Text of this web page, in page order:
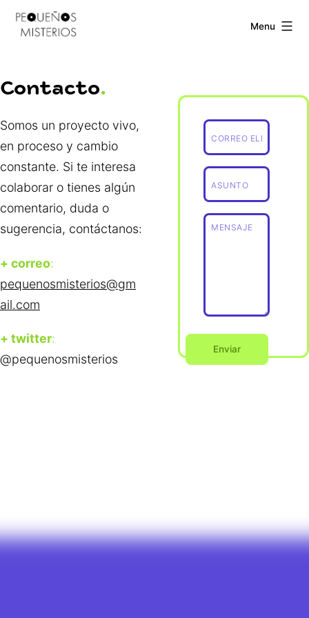
Skip
Pequeños
Misterios
Menu
Contacto
Somos un proyecto vivo,
en proceso y cambio
constante. Si te interesa
colaborar o tienes algún
comentario, duda o
sugerencia, contáctanos:
+ correo:
pequenosmisterios@gm
ail.com
+ twitter:
@pequenosmisterios